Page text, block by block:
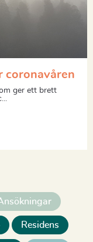
coronavåren
ger ett brett
Residens